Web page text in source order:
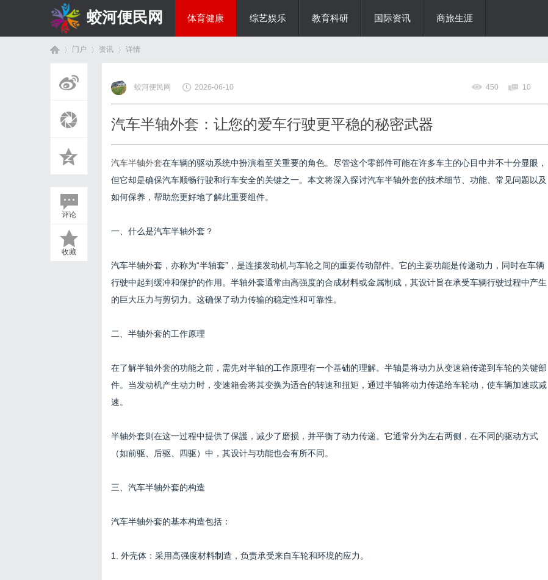
蛟河便民网 体育健康 综艺娱乐 教育科研 国际资讯 商旅生涯
门户 资讯
›
详情
评论
收藏
蛟河便民网 2026-06-10 450 10
汽车半轴外套：让您的爱车行驶更平稳的秘密武器
汽车半轴外套在车辆的驱动系统中扮演着至关重要的角色。尽管这个零部件可能在许多车主的心目中并不十分显眼，
但它却是确保汽车顺畅行驶和行车安全的关键之一。本文将深入探讨汽车半轴外套的技术细节、功能、常见问题以及
如何保养，帮助您更好地了解此重要组件。
一、什么是汽车半轴外套？
汽车半轴外套，亦称为“半轴套”，是连接发动机与车轮之间的重要传动部件。它的主要功能是传递动力，同时在车辆
行驶中起到缓冲和保护的作用。半轴外套通常由高强度的合成材料或金属制成，其设计旨在承受车辆行驶过程中产生
的巨大压力与剪切力。这确保了动力传输的稳定性和可靠性。
二、半轴外套的工作原理
在了解半轴外套的功能之前，需先对半轴的工作原理有一个基础的理解。半轴是将动力从变速箱传递到车轮的关键部
件。当发动机产生动力时，变速箱会将其变换为适合的转速和扭矩，通过半轴将动力传递给车轮动，使车辆加速或减
速。
半轴外套则在这一过程中提供了保護，减少了磨损，并平衡了动力传递。它通常分为左右两侧，在不同的驱动方式
（如前驱、后驱、四驱）中，其设计与功能也会有所不同。
三、汽车半轴外套的构造
汽车半轴外套的基本构造包括：
1. 外壳体：采用高强度材料制造，负责承受来自车轮和环境的应力。